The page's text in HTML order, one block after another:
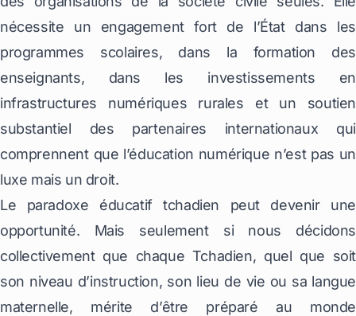
nécessite un engagement fort de l’État dans les
programmes scolaires, dans la formation des
enseignants, dans les investissements en
infrastructures numériques rurales et un soutien
substantiel des partenaires internationaux qui
comprennent que l’éducation numérique n’est pas un
luxe mais un droit.
Le paradoxe éducatif tchadien peut devenir une
opportunité. Mais seulement si nous décidons
collectivement que chaque Tchadien, quel que soit
son niveau d’instruction, son lieu de vie ou sa langue
maternelle, mérite d’être préparé au monde